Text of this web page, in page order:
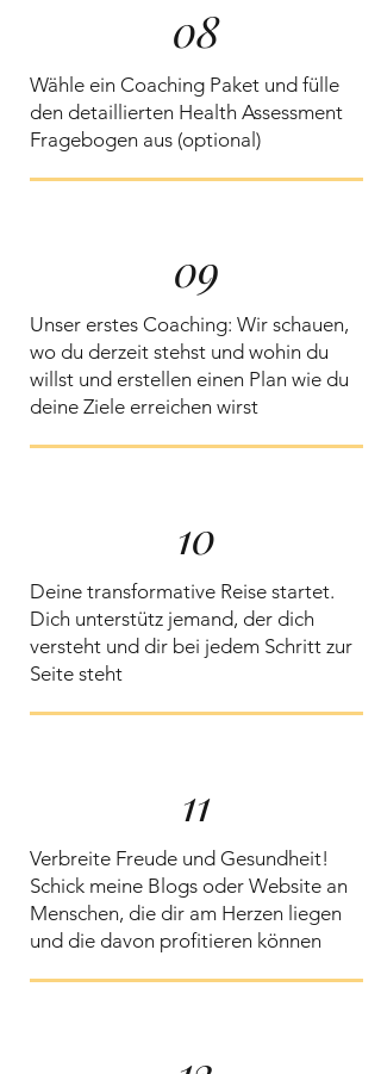
08
Wähle ein Coaching Paket und fülle
den detaillierten Health Assessment
Fragebogen aus (optional)
09
Unser erstes Coaching: Wir schauen,
wo du derzeit stehst und wohin du
willst und erstellen einen Plan wie du
deine Ziele erreichen wirst
10
Deine transformative Reise startet.
Dich unterstütz jemand, der dich
versteht und dir bei jedem Schritt zur
Seite steht
11
Verbreite Freude und Gesundheit!
Schick meine Blogs oder Website an
Menschen, die dir am Herzen liegen
und die davon profitieren können